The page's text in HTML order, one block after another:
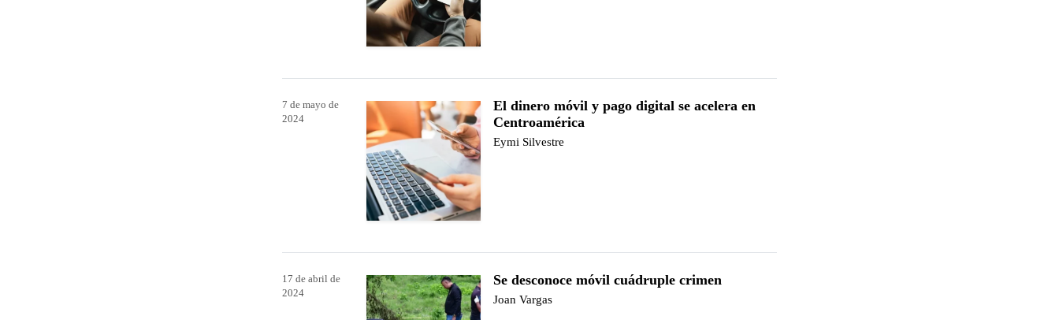
7 de mayo de
2024
El dinero móvil y pago digital se acelera en
Centroamérica
Eymi Silvestre
17 de abril de
2024
Se desconoce móvil cuádruple crimen
Joan Vargas